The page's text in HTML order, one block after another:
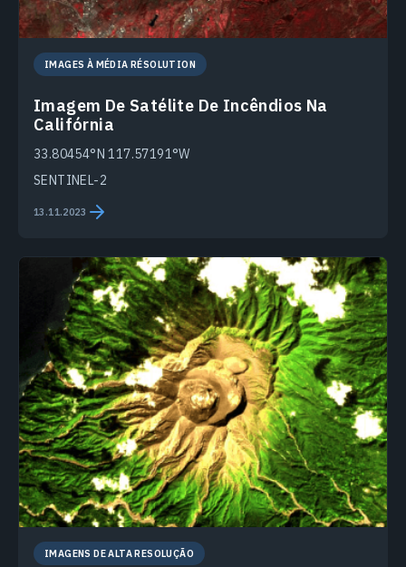
IMAGES À MÉDIA RÉSOLUTION
Imagem De Satélite De Incêndios Na
Califórnia
33.80454°N 117.57191°W
SENTINEL-2
13.11.2023
IMAGENS DE ALTA RESOLUÇÃO